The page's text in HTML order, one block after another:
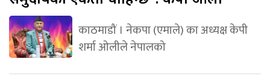
काठमाडौं । नेकपा (एमाले) का अध्यक्ष केपी
शर्मा ओलीले नेपालको